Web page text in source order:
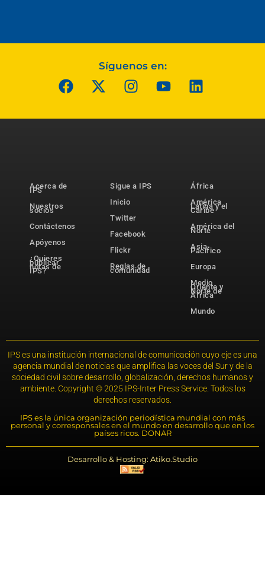
Síguenos en:
Acerca de
IPS
Nuestros
socios
Contáctenos
Apóyenos
¿Quieres
publicar
notas de
IPS?
Sigue a IPS
Inicio
Twitter
Facebook
Flickr
Reglas de
comunidad
África
América
Latina y el
Caribe
América del
Norte
Asia-
Pacífico
Europa
Medio
Oriente y
Norte de
África
Mundo
IPS es una institución internacional de comunicación cuyo eje es una
agencia mundial de noticias que amplifica las voces del Sur y de la
sociedad civil sobre desarrollo, globalización, derechos humanos y
ambiente. Copyright © 2025 IPS-Inter Press Service. Todos los
derechos reservados.
IPS es la única organización periodística mundial con más
personal y corresponsales en el mundo en desarrollo que en los
países ricos. DONAR
Desarrollo & Hosting: Atiko.Studio